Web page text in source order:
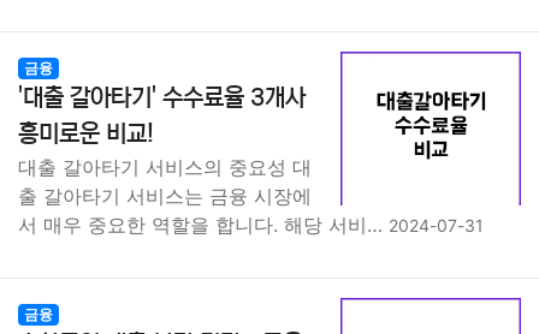
금융
'대출 갈아타기' 수수료율 3개사
흥미로운 비교!
대출 갈아타기 서비스의 중요성 대
출 갈아타기 서비스는 금융 시장에
서 매우 중요한 역할을 합니다. 해당 서비… 2024-07-31
금융